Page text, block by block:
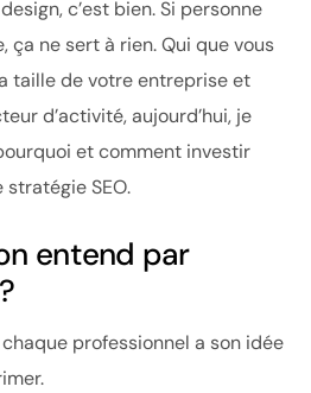
c’est bien. Si personne
ça ne sert à rien. Qui que vous
taille de votre entreprise et
d’activité, aujourd’hui, je
et comment investir
SEO.
entend par
chaque professionnel a son idée